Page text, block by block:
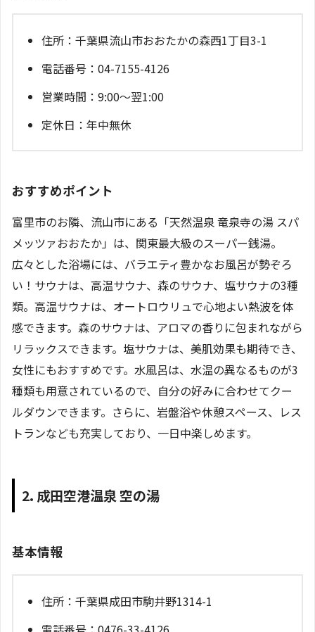
住所：千葉県流山市おおたかの森西1丁目3-1
電話番号：04-7155-4126
営業時間：9:00～翌1:00
定休日：年中無休
おすすめポイント
富里市のお隣、流山市にある「天然温泉 竜泉寺の湯 スパ
メッツァおおたか」は、関東最大級のスーパー銭湯。
広々とした浴場には、バラエティ豊かなお風呂が勢ぞろ
い！サウナは、高温サウナ、森のサウナ、塩サウナの3種
類。高温サウナは、オートロウリュで心地よい熱波を体
感できます。森のサウナは、アロマの香りに包まれながら
リラックスできます。塩サウナは、美肌効果も期待でき、
女性にもおすすめです。水風呂は、水温の異なるものが3
種類も用意されているので、自分の好みに合わせてクー
ルダウンできます。さらに、岩盤浴や休憩スペース、レス
トランなども充実しており、一日中楽しめます。
2. 成田空港温泉 空の湯
基本情報
住所：千葉県成田市駒井野1314-1